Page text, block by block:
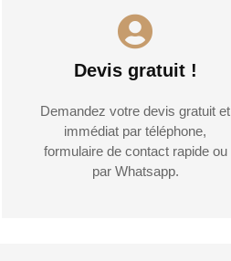
Devis gratuit !
Demandez votre devis gratuit et
immédiat par téléphone,
formulaire de contact rapide ou
par Whatsapp.